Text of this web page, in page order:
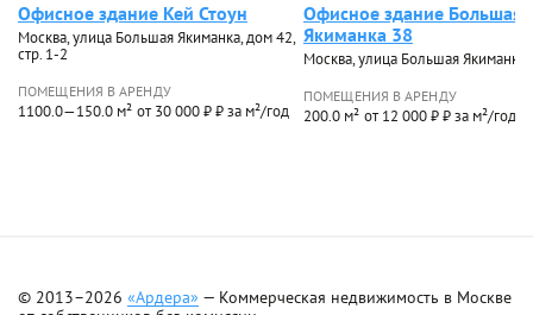
Офисное здание Кей Стоун
Москва, улица Большая Якиманка, дом 42,
стр. 1-2
ПОМЕЩЕНИЯ В АРЕНДУ
1100.0—150.0 м² от 30 000 ₽ ₽ за м²/год
Офисное здание Большая
Якиманка 38
Москва, улица Большая
ПОМЕЩЕНИЯ В АРЕНДУ
200.0 м² от 12 000 ₽ ₽ за м²/год
© 2013–2026 «Ардера» — Коммерческая недвижимость в Москве